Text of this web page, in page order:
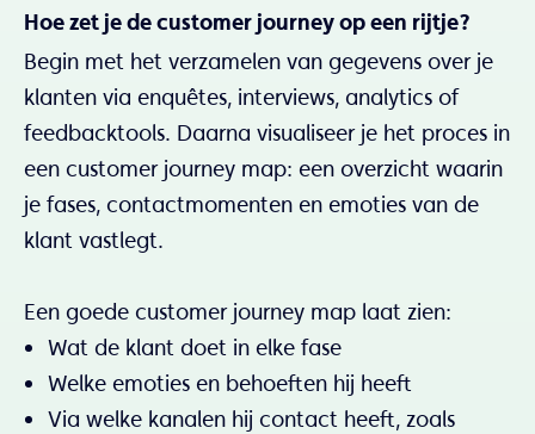
Hoe zet je de customer journey op een rijtje?
Begin met het verzamelen van gegevens over je
klanten via enquêtes, interviews, analytics of
feedbacktools. Daarna visualiseer je het proces in
een customer journey map: een overzicht waarin
je fases, contactmomenten en emoties van de
klant vastlegt.
Een goede customer journey map laat zien:
Wat de klant doet in elke fase
Welke emoties en behoeften hij heeft
Via welke kanalen hij contact heeft, zoals